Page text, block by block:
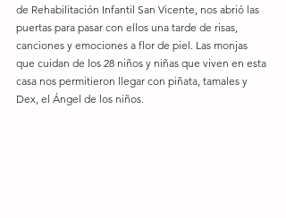
de Rehabilitación Infantil San Vicente, nos abrió las
puertas para pasar con ellos una tarde de risas,
canciones y emociones a flor de piel. Las monjas
que cuidan de los 28 niños y niñas que viven en esta
casa nos permitieron llegar con piñata, tamales y
Dex, el Ángel de los niños.